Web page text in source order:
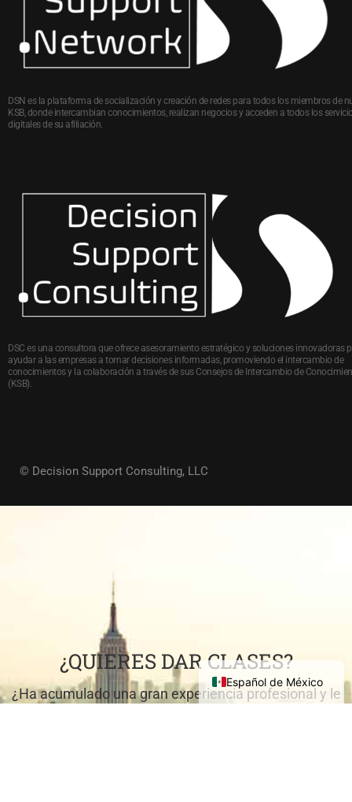
DSN es la plataforma de socialización y creación de redes para todos los miembros de
KSB, donde intercambian conocimientos, realizan negocios y acceden a todos los
digitales de su afiliación.
DSC es una consultora que ofrece asesoramiento estratégico y soluciones innovadoras
ayudar a las empresas a tomar decisiones informadas, promoviendo el intercambio de
conocimientos y la colaboración a través de sus Consejos de Intercambio de
(KSB).
© Decision Support Consulting, LLC
¿QUIERES DAR CLASES?
¿Ha acumulado una gran experiencia profesional y le
Español de México